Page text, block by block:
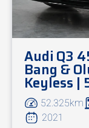
Audi Q3
Bang &
Keyless |
52.325km
2021